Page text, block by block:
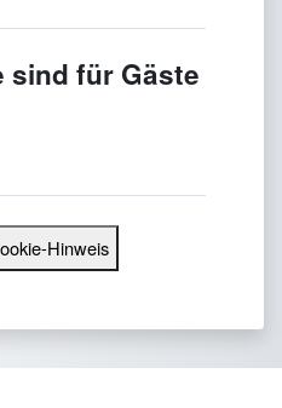
sind für Gäste
Hinweis